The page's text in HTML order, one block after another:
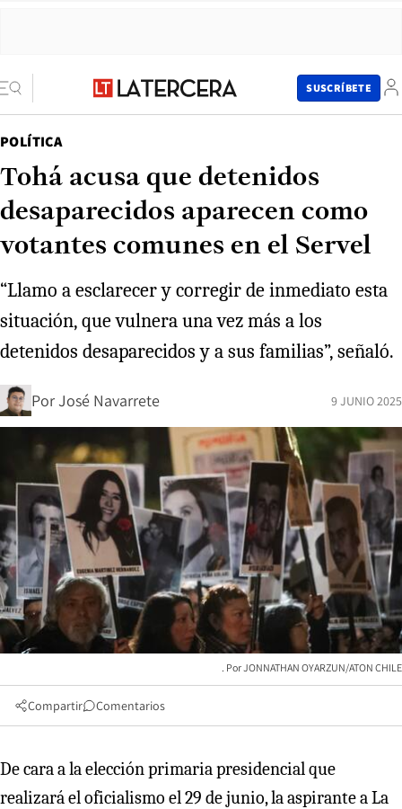
SUSCRÍBETE
POLÍTICA
Tohá acusa que detenidos
desaparecidos aparecen como
votantes comunes en el Servel
“Llamo a esclarecer y corregir de inmediato esta
situación, que vulnera una vez más a los
detenidos desaparecidos y a sus familias”, señaló.
PorJosé Navarrete 9 JUNIO 2025
JONNATHAN OYARZUN/ATON CHILE
Compartir Comentarios
De cara a la elección primaria presidencial que
realizará el oficialismo el 29 de junio, la aspirante a La